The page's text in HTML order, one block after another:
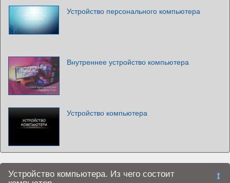
Устройство персонального компьютера
Внутреннее устройство компьютера
Устройство компьютера
Устройство компьютера. Из чего состоит